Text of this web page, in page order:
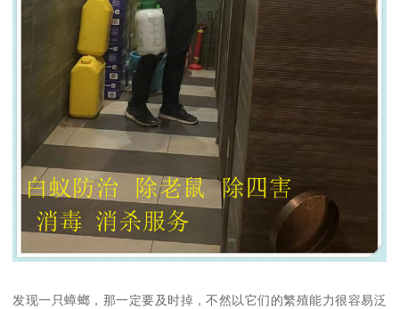
发现一只蟑螂，那一定要及时掉，不然以它们的繁殖能力很容易泛